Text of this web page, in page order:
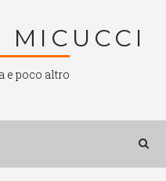
MICUCCI
e poco altro